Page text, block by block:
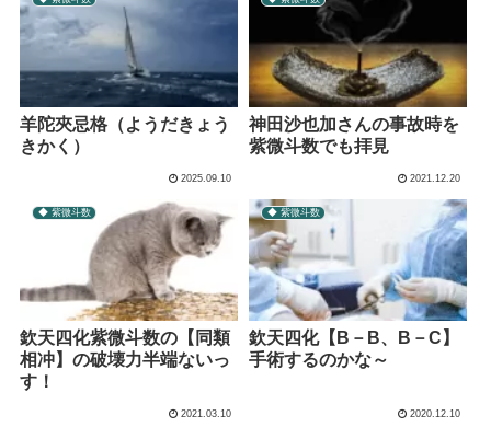
羊陀夾忌格（ようだきょう
きかく）
2025.09.10
神田沙也加さんの事故時を
紫微斗数でも拝見
2021.12.20
◆ 紫微斗数
欽天四化紫微斗数の【同類
相冲】の破壊力半端ないっ
す！
2021.03.10
◆ 紫微斗数
欽天四化【B－B、B－C】
手術するのかな～
2020.12.10